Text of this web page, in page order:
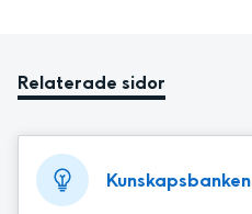
Relaterade sidor
Kunskapsbanken